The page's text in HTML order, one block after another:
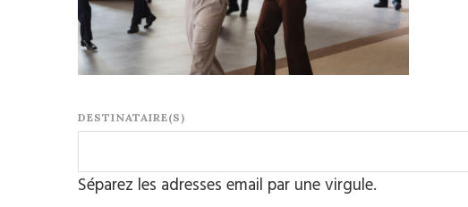
DESTINATAIRE(S)
Séparez les adresses email par une virgule.